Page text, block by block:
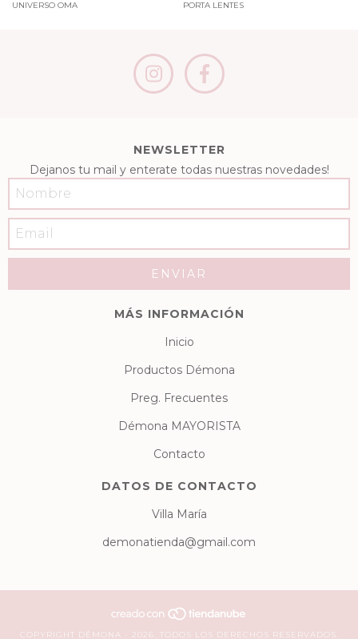
UNIVERSO OMA PORTA LENTES
NEWSLETTER
Dejanos tu mail y enterate todas nuestras novedades!
MÁS INFORMACIÓN
Inicio
Productos Démona
Preg. Frecuentes
Démona MAYORISTA
Contacto
DATOS DE CONTACTO
Villa María
demonatienda@gmail.com
COPYRIGHT DÉMONA - 2026. TODOS LOS DERECHOS RESERVADOS.